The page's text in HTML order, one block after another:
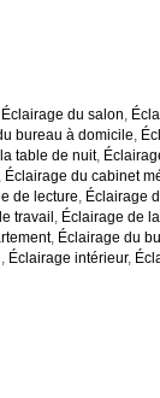
Éclairage du salon,
bureau à domicile,
table de nuit,
, Éclairage du cabinet
de lecture, Éclairage
travail , Éclairage de
, Éclairage du
, Éclairage intérieur,